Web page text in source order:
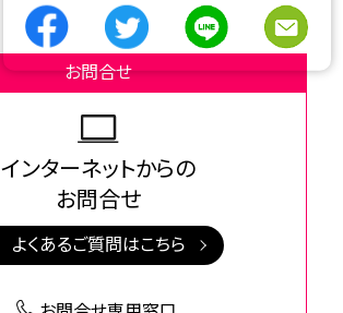
お問合せ
インターネットからの
お問合せ
よくあるご質問はこちら